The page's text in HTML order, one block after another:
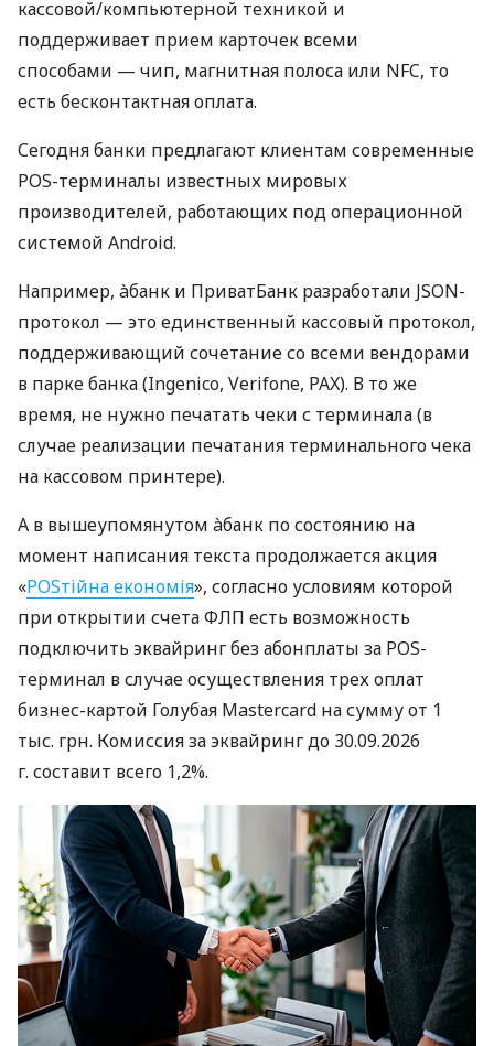
кассовой/компьютерной техникой и
поддерживает прием карточек всеми
способами — чип, магнитная полоса или NFC, то
есть бесконтактная оплата.
Сегодня банки предлагают клиентам современные
POS-терминалы известных мировых
производителей, работающих под операционной
системой Android.
Например, àбанк и ПриватБанк разработали JSON-
протокол — это единственный кассовый протокол,
поддерживающий сочетание со всеми вендорами
в парке банка (Ingenico, Verifone, PAX). В то же
время, не нужно печатать чеки с терминала (в
случае реализации печатания терминального чека
на кассовом принтере).
А в вышеупомянутом àбанк по состоянию на
момент написания текста продолжается акция
«POSтійна економія», согласно условиям которой
при открытии счета ФЛП есть возможность
подключить эквайринг без абонплаты за POS-
терминал в случае осуществления трех оплат
бизнес-картой Голубая Mastercard на сумму от 1
тыс. грн. Комиссия за эквайринг до 30.09.2026
г. составит всего 1,2%.